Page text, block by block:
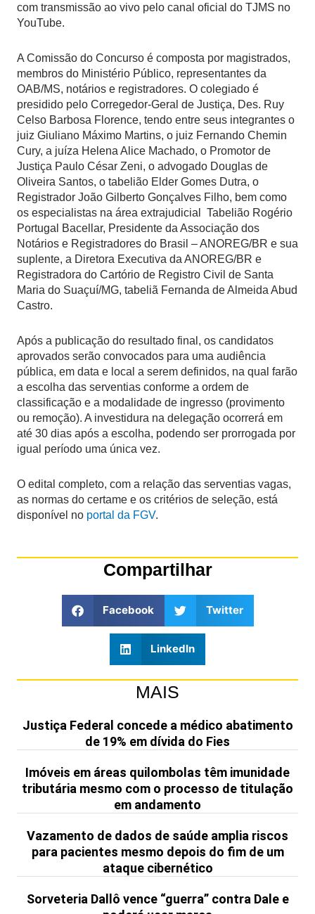
com transmissão ao vivo pelo canal oficial do TJMS no
YouTube.
A Comissão do Concurso é composta por magistrados,
membros do Ministério Público, representantes da
OAB/MS, notários e registradores. O colegiado é
presidido pelo Corregedor-Geral de Justiça, Des. Ruy
Celso Barbosa Florence, tendo entre seus integrantes o
juiz Giuliano Máximo Martins, o juiz Fernando Chemin
Cury, a juíza Helena Alice Machado, o Promotor de
Justiça Paulo César Zeni, o advogado Douglas de
Oliveira Santos, o tabelião Elder Gomes Dutra, o
Registrador João Gilberto Gonçalves Filho, bem como
os especialistas na área extrajudicial Tabelião Rogério
Portugal Bacellar, Presidente da Associação dos
Notários e Registradores do Brasil – ANOREG/BR e sua
suplente, a Diretora Executiva da ANOREG/BR e
Registradora do Cartório de Registro Civil de Santa
Maria do Suaçuí/MG, tabeliã Fernanda de Almeida Abud
Castro.
Após a publicação do resultado final, os candidatos
aprovados serão convocados para uma audiência
pública, em data e local a serem definidos, na qual farão
a escolha das serventias conforme a ordem de
classificação e a modalidade de ingresso (provimento
ou remoção). A investidura na delegação ocorrerá em
até 30 dias após a escolha, podendo ser prorrogada por
igual período uma única vez.
O edital completo, com a relação das serventias vagas,
as normas do certame e os critérios de seleção, está
disponível no portal da FGV.
Compartilhar
Facebook Twitter
LinkedIn
MAIS
Justiça Federal concede a médico abatimento
de 19% em dívida do Fies
Imóveis em áreas quilombolas têm imunidade
tributária mesmo com o processo de titulação
em andamento
Vazamento de dados de saúde amplia riscos
para pacientes mesmo depois do fim de um
ataque cibernético
Sorveteria Dallô vence “guerra” contra Dale e